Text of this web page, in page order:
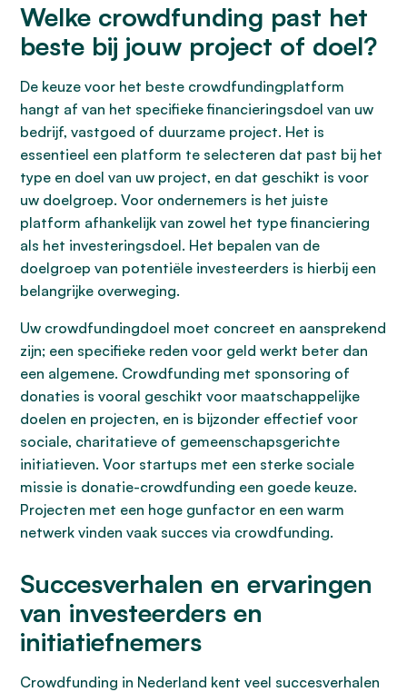
Welke crowdfunding past het
beste bij jouw project of doel?
De keuze voor het beste crowdfundingplatform
hangt af van het specifieke financieringsdoel van uw
bedrijf, vastgoed of duurzame project. Het is
essentieel een platform te selecteren dat past bij het
type en doel van uw project, en dat geschikt is voor
uw doelgroep. Voor ondernemers is het juiste
platform afhankelijk van zowel het type financiering
als het investeringsdoel. Het bepalen van de
doelgroep van potentiële investeerders is hierbij een
belangrijke overweging.
Uw crowdfundingdoel moet concreet en aansprekend
zijn; een specifieke reden voor geld werkt beter dan
een algemene. Crowdfunding met sponsoring of
donaties is vooral geschikt voor maatschappelijke
doelen en projecten, en is bijzonder effectief voor
sociale, charitatieve of gemeenschapsgerichte
initiatieven. Voor startups met een sterke sociale
missie is donatie-crowdfunding een goede keuze.
Projecten met een hoge gunfactor en een warm
netwerk vinden vaak succes via crowdfunding.
Succesverhalen en ervaringen
van investeerders en
initiatiefnemers
Crowdfunding in Nederland kent veel succesverhalen